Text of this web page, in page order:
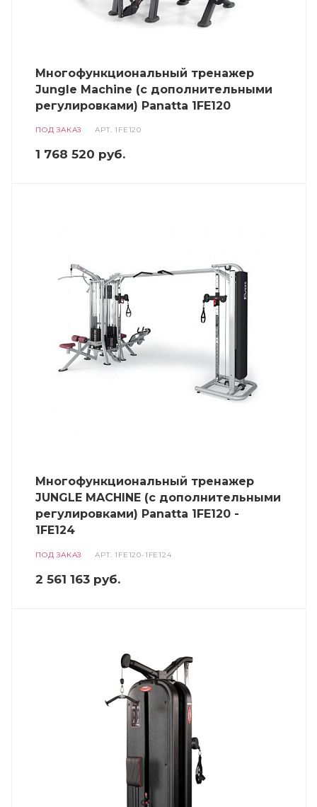
Многофункциональный тренажер
Jungle Machine (с дополнительными
регулировками) Panatta 1FE120
ПОД ЗАКАЗ АРТ.1FE120
1 768 520 руб.
Многофункциональный тренажер
JUNGLE MACHINE (с дополнительными
регулировками) Panatta 1FE120 -
1FE124
ПОД ЗАКАЗ АРТ.1FE120-1FE124
2 561 163 руб.